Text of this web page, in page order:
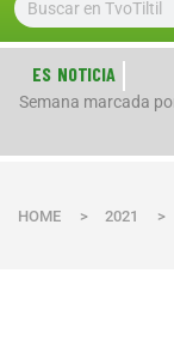
ES NOTICIA
Semana marcada
HOME > 2021 >